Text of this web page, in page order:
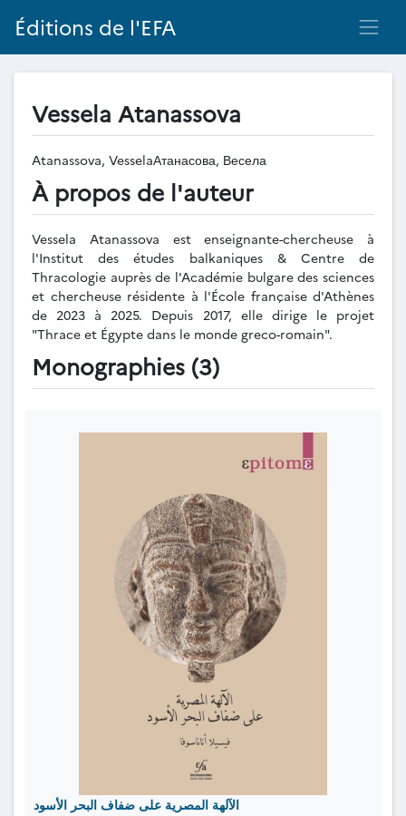
Éditions de l'EFA
Vessela Atanassova
Atanassova, VesselaАтанасова, Весела
À propos de l'auteur
Vessela Atanassova est enseignante-chercheuse à
l'Institut des études balkaniques & Centre de
Thracologie auprès de l'Académie bulgare des sciences
et chercheuse résidente à l'École française d'Athènes
de 2023 à 2025. Depuis 2017, elle dirige le projet
"Thrace et Égypte dans le monde greco-romain".
Monographies (3)
الآلهة المصرية على ضفاف البحر الأسود